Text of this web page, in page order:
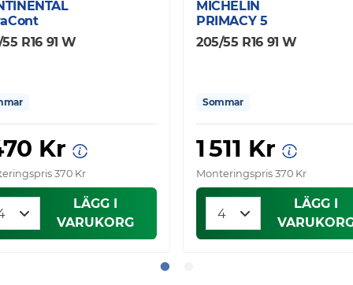
R16 91 W
Kr
370 Kr
LÄGG I
VARUKORG
MICHELIN
PRIMACY 5
205/55 R16 91 W
Sommar
1 511 Kr
Monteringspris 370 Kr
LÄGG I